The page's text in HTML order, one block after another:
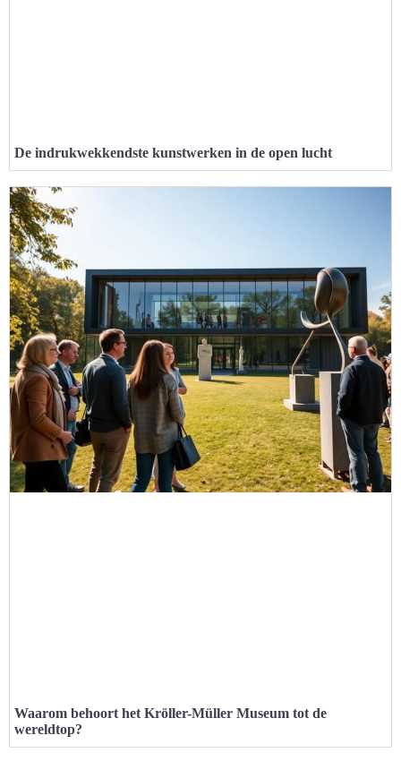
De indrukwekkendste kunstwerken in de open lucht
Waarom behoort het Kröller-Müller Museum tot de
wereldtop?